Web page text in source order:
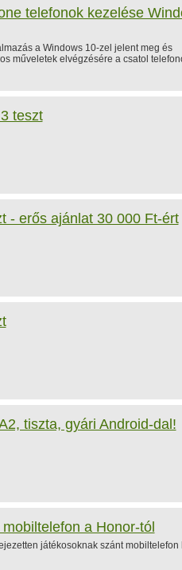
telefonok kezelése
a Windows 10-zel jelent meg és
műveletek elvégzésére a csatol
teszt
- erős ajánlat 30 000 Ft-ért
tiszta, gyári Android-dal!
a Honor-tól
játékosoknak szánt mobiltelefon